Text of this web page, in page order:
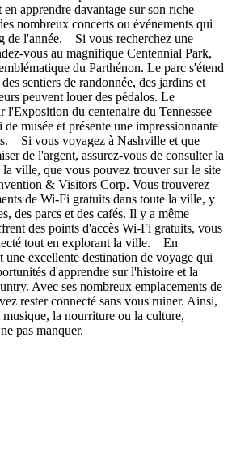
apprendre davantage sur son riche
nombreux concerts ou événements qui
de l'année. Si vous recherchez une
vous au magnifique Centennial Park,
du Parthénon. Le parc s'étend
sentiers de randonnée, des jardins et
peuvent louer des pédalos. Le
l'Exposition du centenaire du Tennessee
musée et présente une impressionnante
Si vous voyagez à Nashville et que
de l'argent, assurez-vous de consulter la
ville, que vous pouvez trouver sur le site
& Visitors Corp. Vous trouverez
de Wi-Fi gratuits dans toute la ville, y
des parcs et des cafés. Il y a même
des points d'accès Wi-Fi gratuits, vous
tout en explorant la ville. En
excellente destination de voyage qui
d'apprendre sur l'histoire et la
Avec ses nombreux emplacements de
rester connecté sans vous ruiner. Ainsi,
la nourriture ou la culture,
pas manquer.